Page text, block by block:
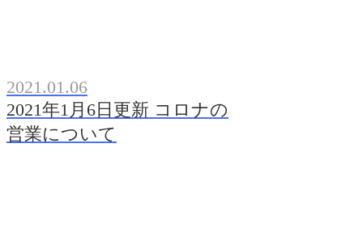
2021.01.06
2021年1月6日更新 コロナの
営業について